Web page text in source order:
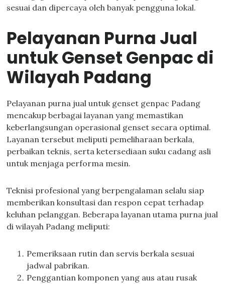
sesuai dan dipercaya oleh banyak pengguna lokal.
Pelayanan Purna Jual
untuk Genset Genpac di
Wilayah Padang
Pelayanan purna jual untuk genset genpac Padang
mencakup berbagai layanan yang memastikan
keberlangsungan operasional genset secara optimal.
Layanan tersebut meliputi pemeliharaan berkala,
perbaikan teknis, serta ketersediaan suku cadang asli
untuk menjaga performa mesin.
Teknisi profesional yang berpengalaman selalu siap
memberikan konsultasi dan respon cepat terhadap
keluhan pelanggan. Beberapa layanan utama purna jual
di wilayah Padang meliputi:
Pemeriksaan rutin dan servis berkala sesuai
jadwal pabrikan.
Penggantian komponen yang aus atau rusak